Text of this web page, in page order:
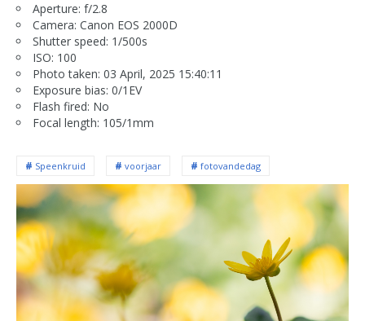
Aperture: f/2.8
Camera: Canon EOS 2000D
Shutter speed: 1/500s
ISO: 100
Photo taken: 03 April, 2025 15:40:11
Exposure bias: 0/1EV
Flash fired: No
Focal length: 105/1mm
Speenkruid voorjaar fotovandedag